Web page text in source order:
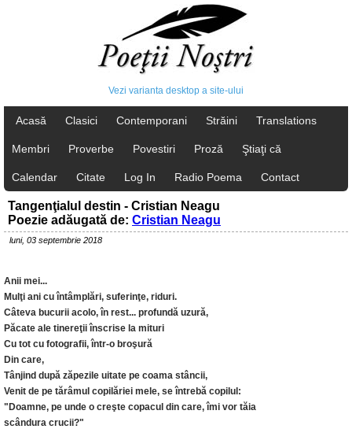
Vezi varianta desktop a site-ului
Acasă Clasici Contemporani Străini Translations
Membri Proverbe Povestiri Proză Ştiaţi că
Calendar Citate Log In Radio Poema Contact
Tangenţialul destin - Cristian Neagu
Poezie adăugată de: Cristian Neagu
luni, 03 septembrie 2018
Anii mei...
Mulţi ani cu întâmplări, suferinţe, riduri.
Câteva bucurii acolo, în rest... profundă uzură,
Păcate ale tinereţii înscrise la mituri
Cu tot cu fotografii, într-o broşură
Din care,
Tânjind după zăpezile uitate pe coama stâncii,
Venit de pe tărâmul copilăriei mele, se întrebă copilul:
"Doamne, pe unde o creşte copacul din care, îmi vor tăia
scândura crucii?"